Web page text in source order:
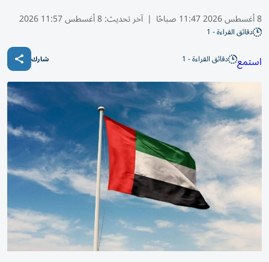
8 أغسطس 2026 11:47 صباحًا | آخر تحديث:8 أغسطس 11:57 2026
دقائق القراءة - 1
استمع دقائق القراءة - 1 شارك